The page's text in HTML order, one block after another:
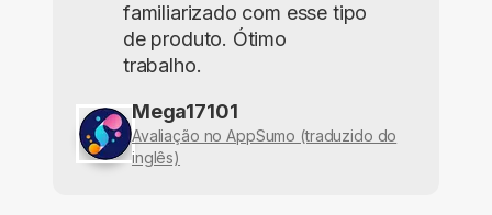
familiarizado com esse tipo
de produto. Ótimo
trabalho.
Mega17101
Avaliação no AppSumo (traduzido do
inglês)